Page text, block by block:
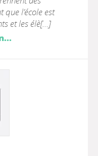
l’école est
et les élè[...]